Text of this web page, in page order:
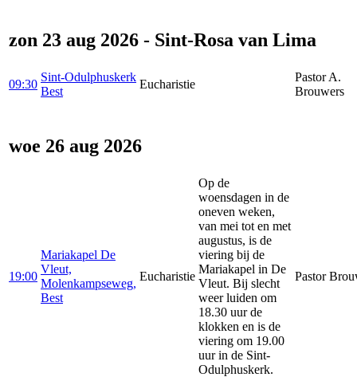
zon 23 aug 2026 - Sint-Rosa van Lima
09:30
Sint-Odulphuskerk
Best
Eucharistie
Pastor A.
Brouwers
woe 26 aug 2026
19:00
Mariakapel De
Vleut,
Molenkampseweg,
Best
Eucharistie
Op de
woensdagen in de
oneven weken,
van mei tot en met
augustus, is de
viering bij de
Mariakapel in De
Vleut. Bij slecht
weer luiden om
18.30 uur de
klokken en is de
viering om 19.00
uur in de Sint-
Odulphuskerk.
Pastor